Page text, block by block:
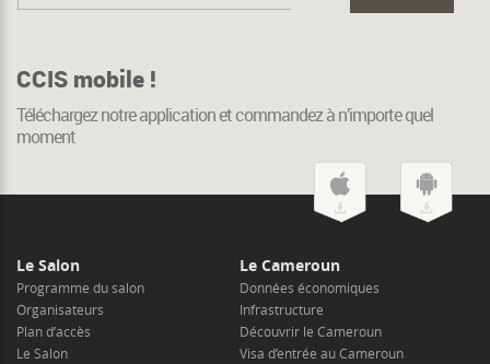
CCIS mobile !
Téléchargez notre application et commandez à n’importe quel
moment
Le Salon
Le Salon
Programme du salon
Organisateurs
Plan d’accès
Le Cameroun
Données économiques
Infrastructure
Découvrir le Cameroun
Visa d’entrée au Cameroun